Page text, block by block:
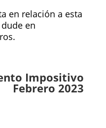
en relación a esta
en
Impositivo
Febrero 2023